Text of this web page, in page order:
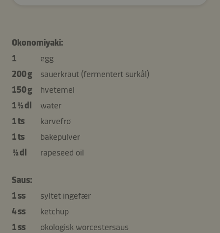
Okonomiyaki:
1
egg
200 g
sauerkraut (fermentert surkål)
150 g
hvetemel
1 ½ dl
water
1 ts
karvefrø
1 ts
bakepulver
½ dl
rapeseed oil
Saus:
1 ss
syltet ingefær
4 ss
ketchup
1 ss
økologisk worcestersaus